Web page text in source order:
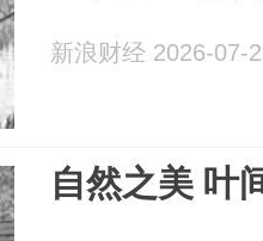
新浪财经 2026-07-
自然之美 叶